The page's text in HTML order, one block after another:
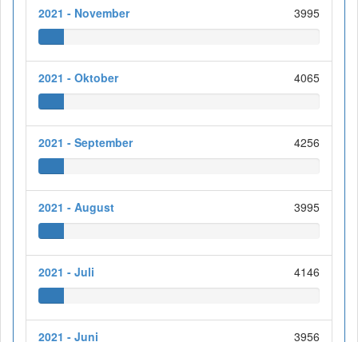
2021 - November 3995
2021 - Oktober 4065
2021 - September 4256
2021 - August 3995
2021 - Juli 4146
2021 - Juni 3956